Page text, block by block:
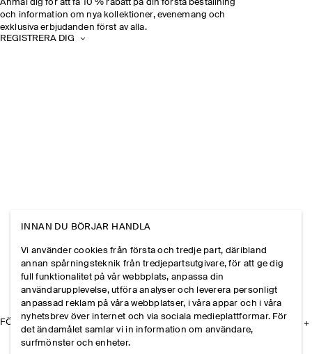
Anmäl dig för att få 10 % rabatt på din första beställning
och information om nya kollektioner, evenemang och
exklusiva erbjudanden först av alla.
REGISTRERA DIG
FÖRETAGET
INNAN DU BÖRJAR HANDLA
Vi använder cookies från första och tredje part, däribland
annan spårningsteknik från tredjepartsutgivare, för att ge dig
full funktionalitet på vår webbplats, anpassa din
användarupplevelse, utföra analyser och leverera personligt
anpassad reklam på våra webbplatser, i våra appar och i våra
nyhetsbrev över internet och via sociala medieplattformar. För
det ändamålet samlar vi in information om användare,
surfmönster och enheter.